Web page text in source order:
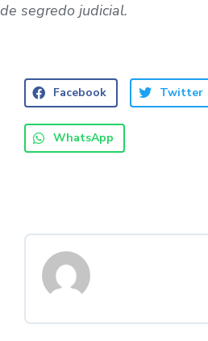
de segredo judicial.
Facebook Twitter
WhatsApp